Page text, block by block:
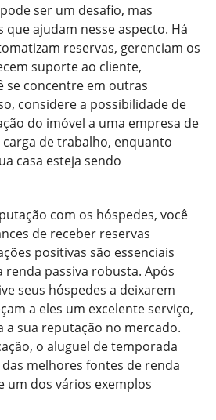
ser um desafio, mas
ajudam nesse aspecto. Há
reservas, gerenciam os
suporte ao cliente,
se concentre em outras
considere a possibilidade de
do imóvel a uma empresa de
de trabalho, enquanto
casa esteja sendo
com os hóspedes, você
de receber reservas
positivas são essenciais
passiva robusta. Após
seus hóspedes a deixarem
a eles um excelente serviço,
a sua reputação no mercado.
o aluguel de temporada
melhores fontes de renda
um dos vários exemplos